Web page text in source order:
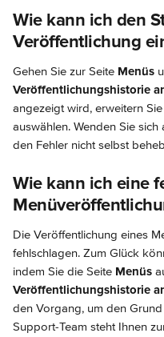
Wie kann ich den
Veröffentlichung
Gehen Sie zur Seite Menüs
Veröffentlichungshistorie
angezeigt wird, erweitern
auswählen. Wenden Sie
den Fehler nicht selbst
Wie kann ich eine
Die Veröffentlichung eines
fehlschlagen. Zum Glück
indem Sie die Seite Menüs
Veröffentlichungshistorie
den Vorgang, um den
Support-Team steht Ihnen